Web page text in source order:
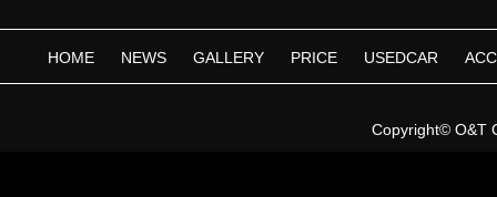
HOME NEWS GALLERY PRICE USEDCAR
Copyright©O&T